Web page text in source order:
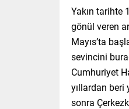
Yakın tarihte
gönül veren
Mayıs’ta
sevincini
Cumhuriyet
yıllardan
sonra